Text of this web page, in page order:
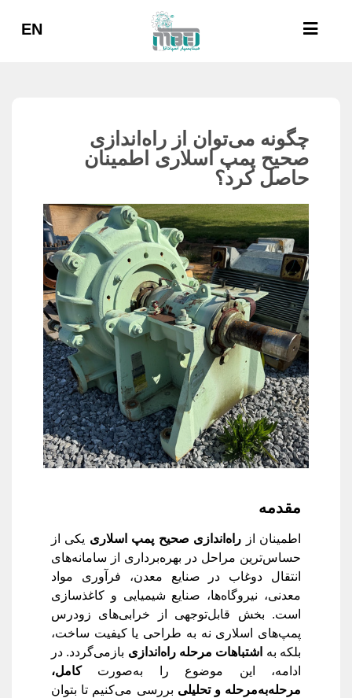
EN
چگونه می‌توان از راه‌اندازی
صحیح پمپ اسلاری اطمینان
حاصل کرد؟
مقدمه
اطمینان از راه‌اندازی صحیح پمپ اسلاری یکی از
حساس‌ترین مراحل در بهره‌برداری از سامانه‌های
انتقال دوغاب در صنایع معدن، فرآوری مواد
معدنی، نیروگاه‌ها، صنایع شیمیایی و کاغذسازی
است. بخش قابل‌توجهی از خرابی‌های زودرس
پمپ‌های اسلاری نه به طراحی یا کیفیت ساخت،
بلکه به اشتباهات مرحله راه‌اندازی بازمی‌گردد. در
ادامه، این موضوع را به‌صورتکامل،
مرحله‌به‌مرحله و تحلیلی بررسی می‌کنیم تا بتوان